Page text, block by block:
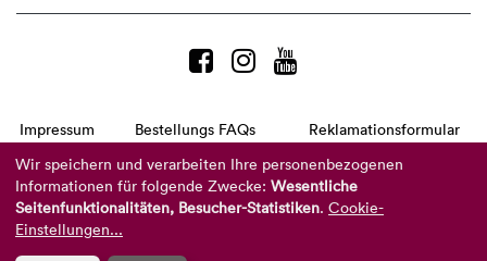
Impressum Bestellungs FAQs
Reklamationsformular
AGB
Datenschutzerklärung
Barrierefreiheitserklärung
Telefon:+49 8104 8873-310
(Mo-Do: 9-16 Uhr und Fr: 9-14 Uhr)
Wir speichern und verarbeiten Ihre personenbezogenen
Informationen für folgende Zwecke: Wesentliche
Seitenfunktionalitäten, Besucher-Statistiken. Cookie-
Einstellungen...